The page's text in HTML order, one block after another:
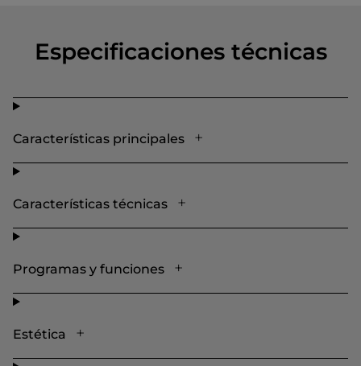
Especificaciones técnicas
Características principales
Características técnicas
Programas y funciones
Estética